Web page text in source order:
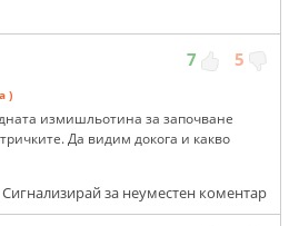
7 5
)
измишльотина за започване
Да видим докога и какво
Сигнализирай за неуместен коментар